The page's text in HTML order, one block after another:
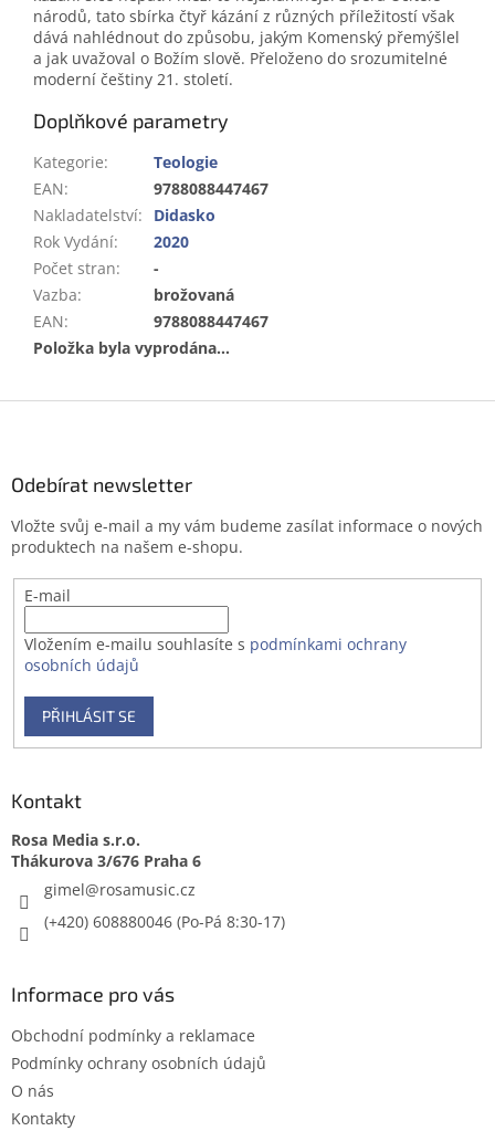
národů, tato sbírka čtyř kázání z různých příležitostí však
dává nahlédnout do způsobu, jakým Komenský přemýšlel
a jak uvažoval o Božím slově. Přeloženo do srozumitelné
moderní češtiny 21. století.
Doplňkové parametry
Kategorie:
Teologie
EAN:
9788088447467
Nakladatelství:
Didasko
Rok Vydání:
2020
Počet stran:
-
Vazba:
brožovaná
EAN:
9788088447467
Položka byla vyprodána…
Odebírat newsletter
Vložte svůj e-mail a my vám budeme zasílat informace o nových
produktech na našem e-shopu.
E-mail
Vložením e-mailu souhlasíte s podmínkami ochrany
osobních údajů
PŘIHLÁSIT SE
Kontakt
Rosa Media s.r.o.
gimel@rosamusic.cz
(+420) 608880046
Informace pro vás
Obchodní podmínky a reklamace
Podmínky ochrany osobních údajů
O nás
Kontakty